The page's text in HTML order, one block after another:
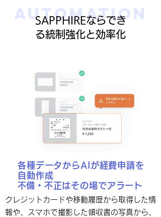
Automation
SAPPHIREならでき
る統制強化と効率化
各種データからAIが経費申請を
自動作成
​不備・不正はその場でアラート
クレジットカードや移動履歴から取得した情
報や、スマホで撮影した領収書の写真から、